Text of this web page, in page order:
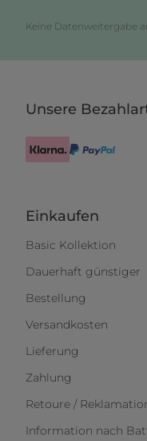
Keine Datenweitergabe
Unsere
Einkaufen
Basic Kollektion
Dauerhaft günstiger
Bestellung
Versandkosten
Lieferung
Zahlung
Retoure /
Information nach